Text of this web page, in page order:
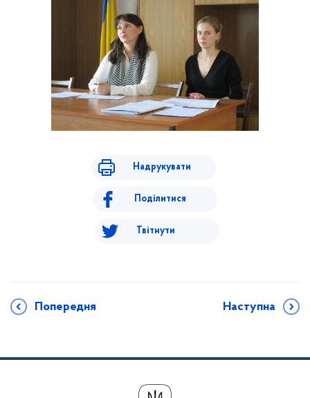
Надрукувати
Поділитися
Твітнути
Попередня Наступна